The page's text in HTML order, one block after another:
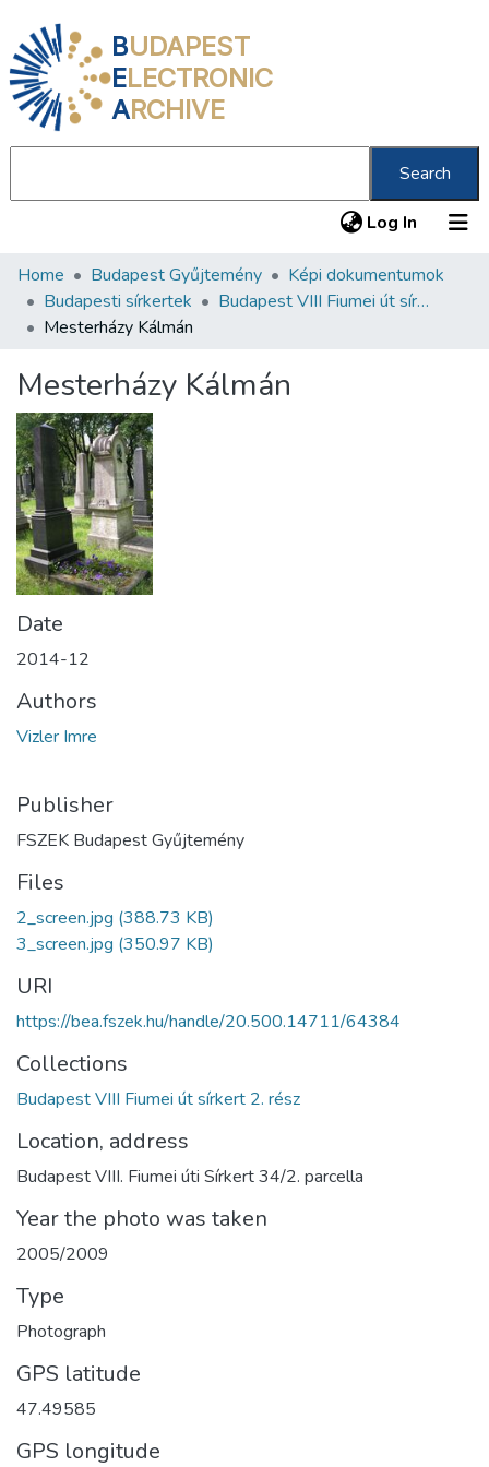
BUDAPEST
ELECTRONIC
ARCHIVE
Search
Log In (current)
Communities & Collections
All of DSpace
About us
Home Budapest Gyűjtemény
Képi dokumentumok
Budapesti sírkertek
Budapest VIII Fiumei út sírkert 2. rész
Mesterházy Kálmán
Mesterházy Kálmán
Date
2014-12
Authors
Vizler Imre
Publisher
FSZEK Budapest Gyűjtemény
Files
2_screen.jpg (388.73 KB)
3_screen.jpg (350.97 KB)
URI
https://bea.fszek.hu/handle/20.500.14711/64384
Collections
Budapest VIII Fiumei út sírkert 2. rész
Location, address
Budapest VIII. Fiumei úti Sírkert 34/2. parcella
Year the photo was taken
2005/2009
Type
Photograph
GPS latitude
47.49585
GPS longitude